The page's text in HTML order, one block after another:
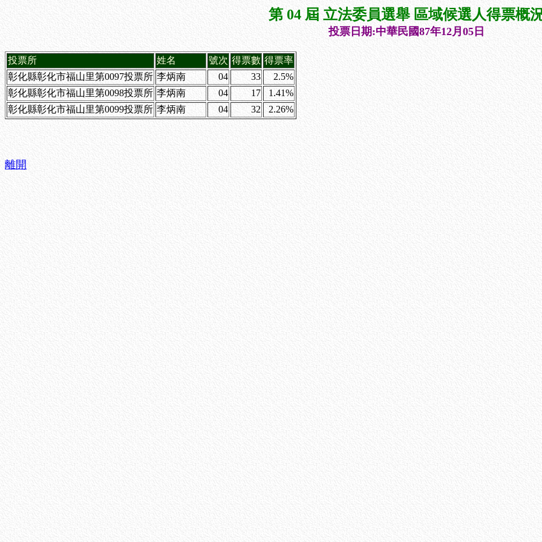
第 04 屆 立法委員選舉 區域候選人得票概
投票日期:中華民國87年12月05日
投票所 姓名 號次 得票數 得票率
彰化縣彰化市福山里第0097投票所 李炳南 04 33
2.5%
彰化縣彰化市福山里第0098投票所 李炳南 04 17
1.41%
彰化縣彰化市福山里第0099投票所 李炳南 04 32 2.26%
離開